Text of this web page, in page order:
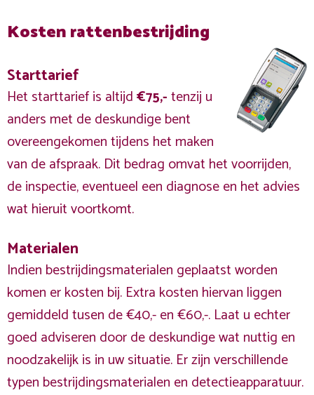
Kosten rattenbestrijding
Starttarief
Het starttarief is altijd€75,-tenzij u
anders met de deskundige bent
overeengekomen tijdens het maken
van de afspraak. Dit bedrag omvat het voorrijden,
de inspectie, eventueel een diagnose en het advies
wat hieruit voortkomt.
Materialen
Indien bestrijdingsmaterialen geplaatst worden
komen er kosten bij. Extra kosten hiervan liggen
gemiddeld tusen de €40,- en €60,-. Laat u echter
goed adviseren door de deskundige wat nuttig en
noodzakelijk is in uw situatie. Er zijn verschillende
typen bestrijdingsmaterialen en detectieapparatuur.